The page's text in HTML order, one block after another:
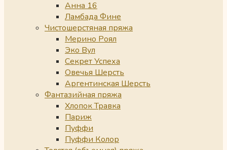
Анна 16
Ламбада Фине
Чистошерстяная пряжа
Мерино Роял
Эко Вул
Секрет Успеха
Овечья Шерсть
Аргентинская Шерсть
Фантазийная пряжа
Хлопок Травка
Париж
Пуффи
Пуффи Колор